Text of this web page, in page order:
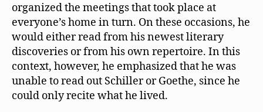
organized the meetings that took place at
everyone’s home in turn. On these occasions, he
would either read from his newest literary
discoveries or from his own repertoire. In this
context, however, he emphasized that he was
unable to read out Schiller or Goethe, since he
could only recite what he lived.